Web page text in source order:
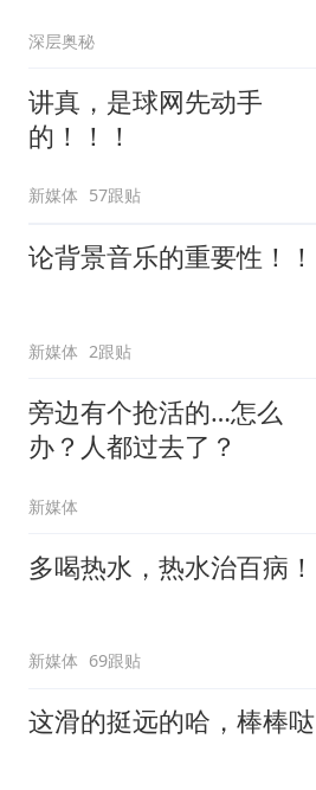
深层奥秘
讲真，是球网先动手
的！！！
新媒体 57跟贴
论背景音乐的重要性！！
新媒体 2跟贴
旁边有个抢活的…怎么
办？人都过去了？
新媒体
多喝热水，热水治百病！
新媒体 69跟贴
这滑的挺远的哈，棒棒哒